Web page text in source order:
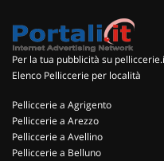
Per la tua pubblicità su
Elenco Pelliccerie per località
Pelliccerie a Agrigento
Pelliccerie a Arezzo
Pelliccerie a Avellino
Pelliccerie a Belluno